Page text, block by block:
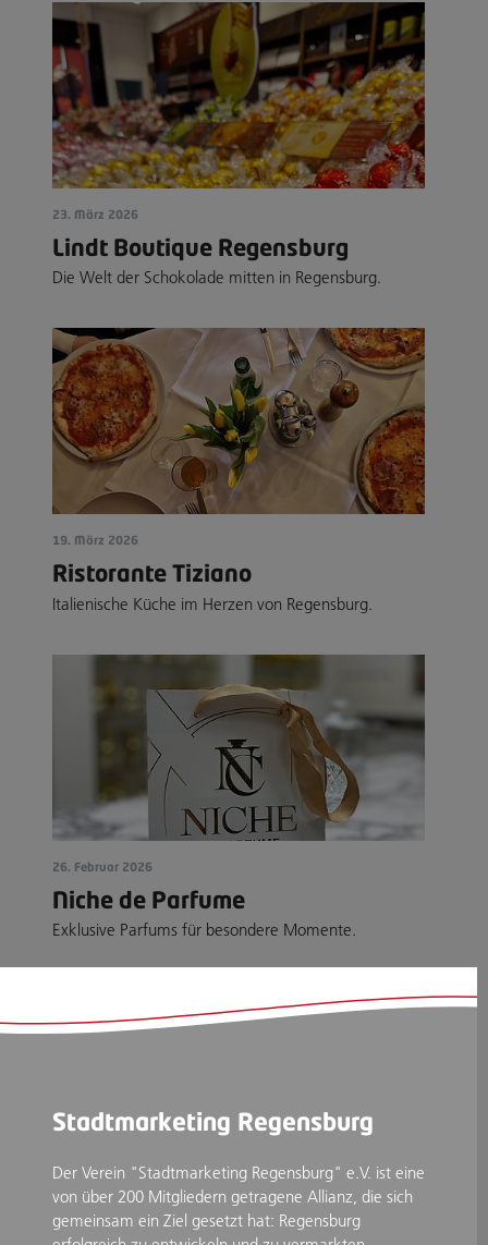
23. März 2026
Lindt Boutique Regensburg
Die Welt der Schokolade mitten in Regensburg.
19. März 2026
Ristorante Tiziano
Italienische Küche im Herzen von Regensburg.
26. Februar 2026
Niche de Parfume
Exklusive Parfums für besondere Momente.
Stadtmarketing Regensburg
Der Verein "Stadtmarketing Regensburg" e.V. ist eine
von über 200 Mitgliedern getragene Allianz, die sich
gemeinsam ein Ziel gesetzt hat: Regensburg